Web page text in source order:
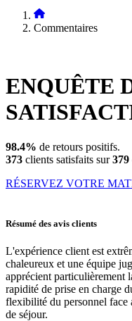
Commentaires
ENQUÊTE
98.4% de retours positifs.
373 clients satisfaits sur379
RÉSERVEZ VOTRE
Résumé des avis clients
L'expérience client est
chaleureux et une équipe
apprécient particulièrement
rapidité de prise en charge
flexibilité du personnel face
de séjour.